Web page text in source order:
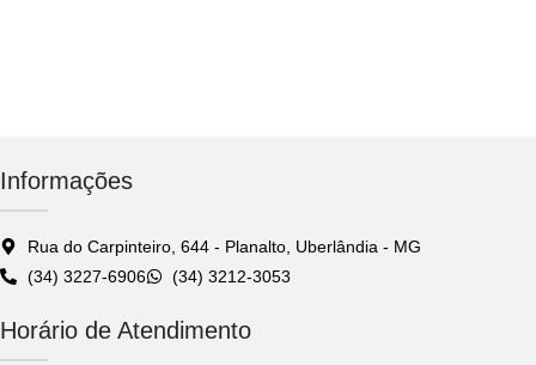
Informações
Rua do Carpinteiro, 644 - Planalto, Uberlândia - MG
(34) 3227-6906
(34) 3212-3053
Horário de Atendimento